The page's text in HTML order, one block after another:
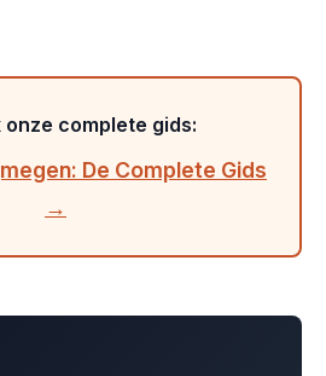
onze complete gids:
De Complete Gids
→